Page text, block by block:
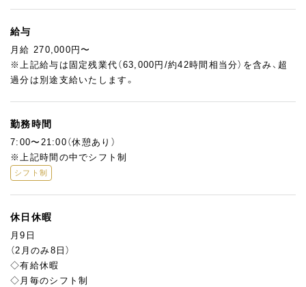
＊＊＊ココがポイント＊＊＊
■＋バターづくりのスキルが磨ける＋■
季節によって変化するクリームの乳質を見極めながら、
チャーン製法で製造しています。
日々変わるクリームと向き合いながら、美味しいバター作りが学
べます！
自分が作ったバターをお客様に直接届けるやりがいのあるお仕事
です。
給与
月給 270,000円〜
※上記給与は固定残業代（63,000円/約42時間相当分）を含み、超
過分は別途支給いたします。
勤務時間
7:00〜21:00（休憩あり）
※上記時間の中でシフト制
シフト制
休日休暇
月9日
（2月のみ8日）
◇有給休暇
◇月毎のシフト制